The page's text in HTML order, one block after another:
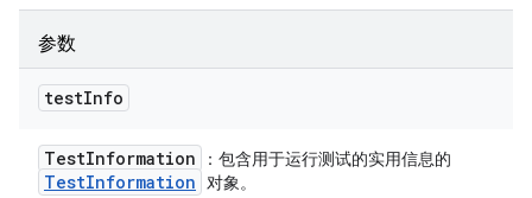
参数
testInfo
TestInformation ：包含用于运行测试的实用信息的
TestInformation 对象。